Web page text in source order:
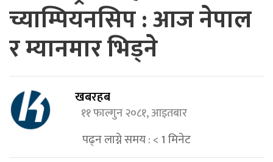
च्याम्पियनसिप : आज नेपाल
र म्यानमार भिड्ने
खबरहब
११ फाल्गुन २०८१, आइतबार
पढ्न लाग्ने समय :< 1मिनेट